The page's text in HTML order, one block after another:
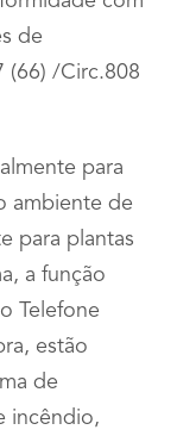
de
(66) /Circ.808
para
ambiente de
para plantas
a função
Telefone
estão
de
incêndio,